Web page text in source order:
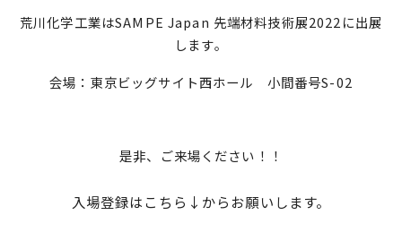
つぶやき
荒川化学工業はSAMPE Japan 先端材料技術展2022に出展
します。
会場：東京ビッグサイト西ホール 小間番号S-02
是非、ご来場ください！！
入場登録はこちら↓からお願いします。